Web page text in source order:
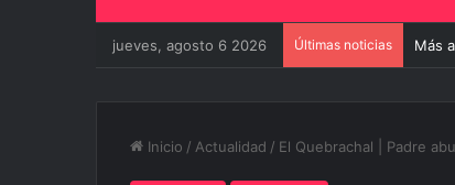
jueves, agosto 6 2026 Últimas noticias El
Inicio / Actualidad / El Quebrachal | Padre